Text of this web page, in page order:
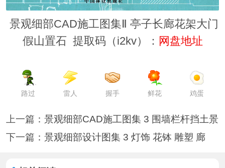
景观细部CAD施工图集Ⅱ 亭子长廊花架大门
假山置石 提取码（i2kv）： 网盘地址
路过 雷人 握手 鲜花 鸡蛋
上一篇： 景观细部CAD施工图集 3 围墙栏杆挡土景
下一篇： 景观细部设计图集 3 灯饰 花钵 雕塑 廊